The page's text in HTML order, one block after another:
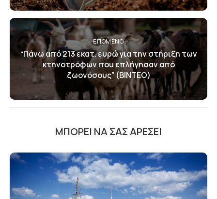
ΕΠΌΜΕΝΟ
“Πάνω από 213 εκατ. ευρώ για την στήριξη των
κτηνοτρόφων που επλήγησαν από
ζωονόσους” (ΒΙΝΤΕΟ)
ΜΠΟΡΕΊ ΝΑ ΣΑΣ ΑΡΈΣΕΙ